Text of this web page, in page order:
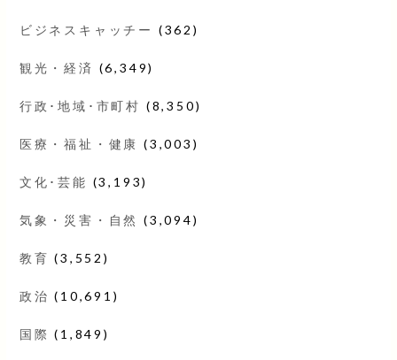
ビジネスキャッチー (362)
観光・経済 (6,349)
行政･地域･市町村 (8,350)
医療・福祉・健康 (3,003)
文化･芸能 (3,193)
気象・災害・自然 (3,094)
教育 (3,552)
政治 (10,691)
国際 (1,849)